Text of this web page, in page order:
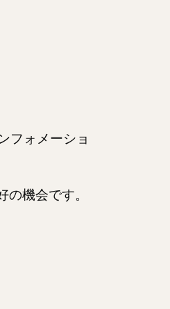
フォメーショ
機会です。